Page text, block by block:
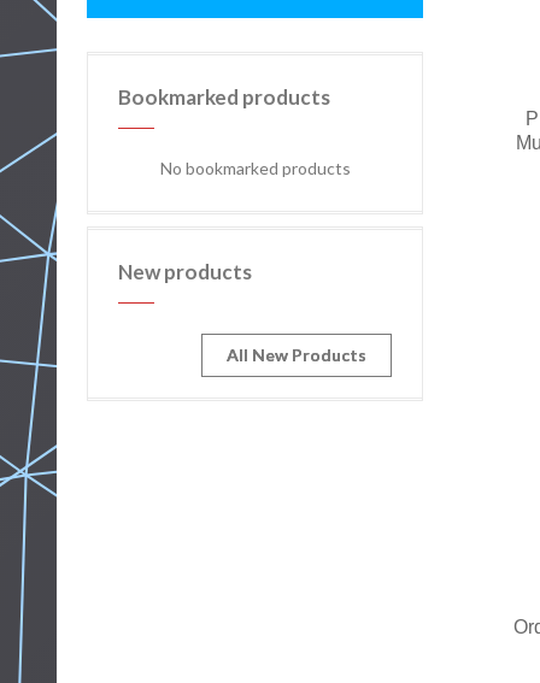
Bookmarked products
No bookmarked products
New products
All New Products